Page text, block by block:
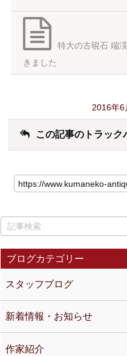
特大の古硯石 端
きました
2016年6
この記事のトラック
ブログカテゴリー
スタッフブログ
新着情報・お知らせ
作家紹介